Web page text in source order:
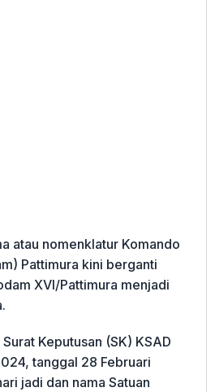
atau nomenklatur Komando
Pattimura kini berganti
XVI/Pattimura menjadi
Keputusan (SK) KSAD
tanggal 28 Februari
jadi dan nama Satuan